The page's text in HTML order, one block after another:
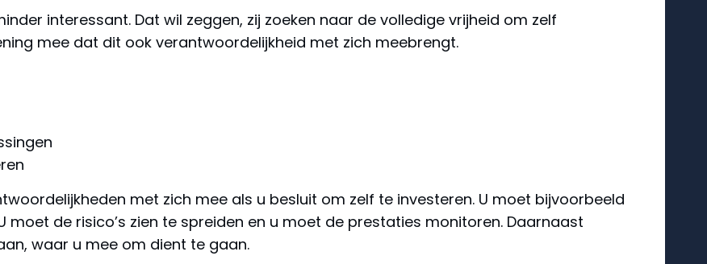
interessant. Dat wil zeggen, zij zoeken naar de volledige vrijheid om zelf
mee dat dit ook verantwoordelijkheid met zich meebrengt.
met zich mee als u besluit om zelf te investeren. U moet bijvoorbeeld
moet de risico’s zien te spreiden en u moet de prestaties monitoren. Daarnaast
waar u mee om dient te gaan.